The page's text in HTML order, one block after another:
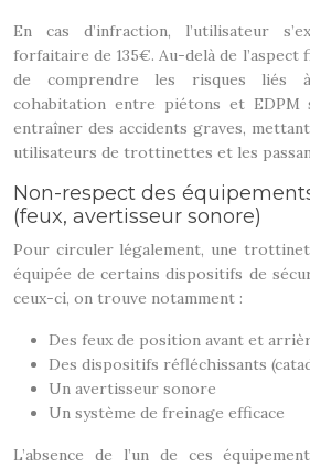
En cas d’infraction, l’utilisateur
forfaitaire de 135€. Au-delà de l’aspect
de comprendre les risques liés
cohabitation entre piétons et
entraîner des accidents graves,
utilisateurs de trottinettes et les
Non-respect des
(feux, avertisseur sonore)
Pour circuler légalement, une
équipée de certains dispositifs de
ceux-ci, on trouve notamment :
Des feux de position avant et
Des dispositifs réfléchissants
Un avertisseur sonore
Un système de freinage efficace
L’absence de l’un de ces